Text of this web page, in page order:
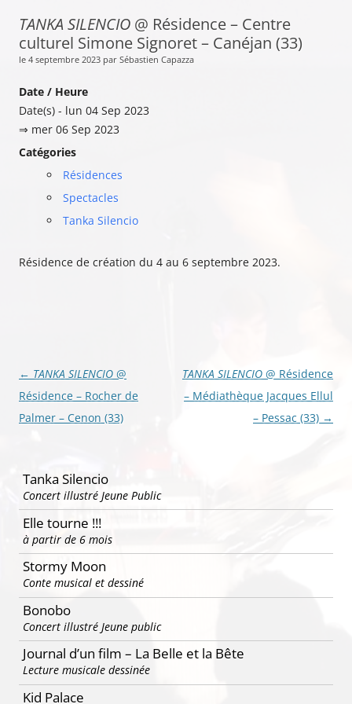
TANKA SILENCIO @ Résidence – Centre
culturel Simone Signoret – Canéjan (33)
le 4 septembre 2023 par Sébastien Capazza
Date / Heure
Date(s) - lun 04 Sep 2023
⇒ mer 06 Sep 2023
Catégories
Résidences
Spectacles
Tanka Silencio
Résidence de création du 4 au 6 septembre 2023.
Navigation
des
articles
← TANKA SILENCIO @
Résidence – Rocher de
Palmer – Cenon (33)
TANKA SILENCIO @ Résidence
– Médiathèque Jacques Ellul
– Pessac (33) →
Tanka Silencio
Concert illustré Jeune Public
Elle tourne !!!
à partir de 6 mois
Stormy Moon
Conte musical et dessiné
Bonobo
Concert illustré Jeune public
Journal d’un film – La Belle et la Bête
Lecture musicale dessinée
Kid Palace